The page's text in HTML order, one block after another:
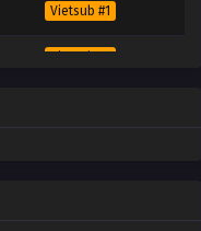
Vietsub #1
Vietsub #1